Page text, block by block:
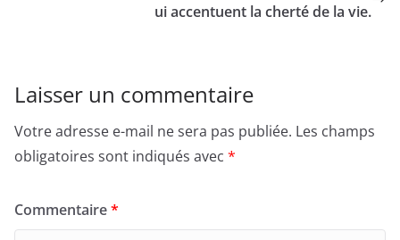
ui accentuent la cherté de la vie.
Laisser un commentaire
Votre adresse e-mail ne sera pas publiée. Les champs
obligatoires sont indiqués avec *
Commentaire*